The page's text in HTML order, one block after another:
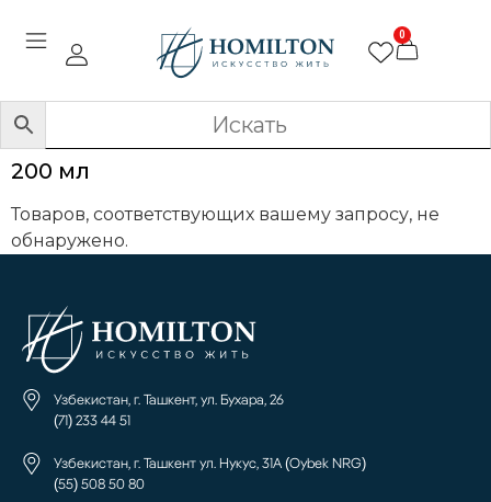
0
200 мл
Товаров, соответствующих вашему запросу, не
обнаружено.
Узбекистан, г. Ташкент, ул. Бухара, 26
(71) 233 44 51
Узбекистан, г. Ташкент ул. Нукус, 31А (Oybek NRG)
(55) 508 50 80